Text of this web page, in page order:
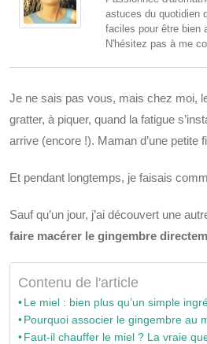
astuces du quotidien
faciles pour être bien
N'hésitez pas à me
Je ne sais pas vous, mais chez moi,
gratter, à piquer, quand la fatigue
arrive (encore !). Maman d’une petite
Et pendant longtemps, je faisais
Sauf qu’un jour, j’ai découvert une
faire macérer le gingembre
Contenu de l'article
Le miel : bien plus qu’un simple
Pourquoi associer le gingembre au
Faut-il chauffer le miel ? La vraie